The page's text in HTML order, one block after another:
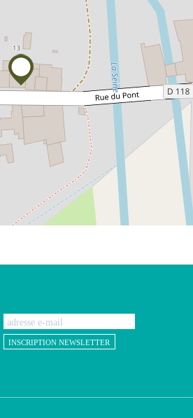
INSCRIPTION NEWSLETTER